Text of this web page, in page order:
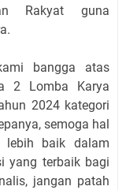
Rakyat guna
bangga atas
2 Lomba Karya
2024 kategori
semoga hal
lebih baik dalam
yang terbaik bagi
jangan patah